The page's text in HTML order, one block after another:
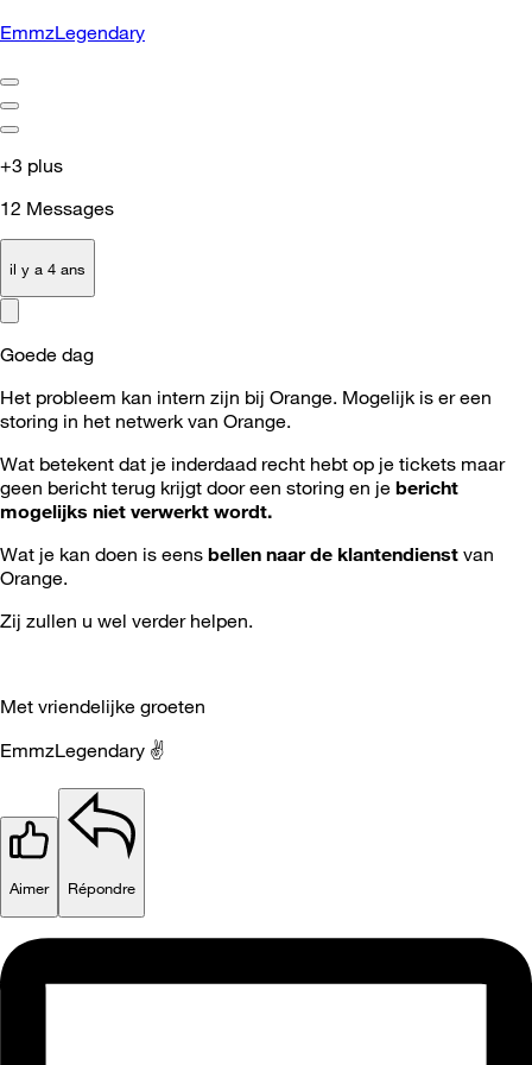
EmmzLegendary
+3 plus
12 Messages
il y a 4 ans
Goede dag
Het probleem kan intern zijn bij Orange. Mogelijk is er een
storing in het netwerk van Orange.
Wat betekent dat je inderdaad recht hebt op je tickets maar
geen bericht terug krijgt door een storing en je bericht
mogelijks niet verwerkt wordt.
Wat je kan doen is eens bellen naar de klantendienst van
Orange.
Zij zullen u wel verder helpen.
Met vriendelijke groeten
EmmzLegendary ✌️
Aimer Répondre